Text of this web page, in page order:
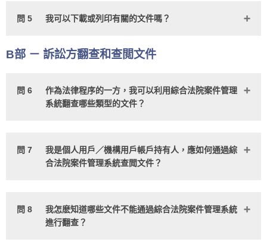
問 5 我可以下載或列印有關的文件嗎？
B部 － 訴訟方翻查和查閲文件
問 6
作為法律程序的一方，我可以利用綜合法院案件管理
系統翻查哪些類型的文件？
問 7
我是個人用戶／機構用戶帳戶持有人，應如何通過綜
合法院案件管理系統查閲文件？
問 8
我怎麽知道哪些文件不能通過綜合法院案件管理系統
進行翻查？